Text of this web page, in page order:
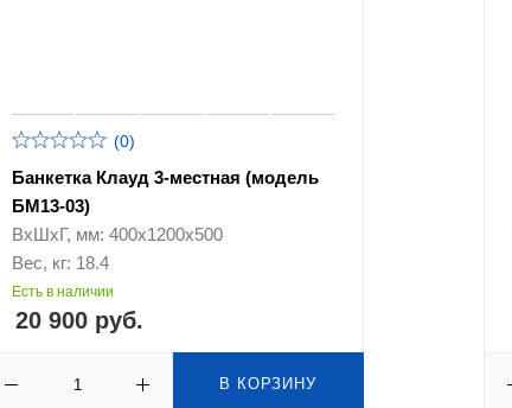
(0)
Банкетка Клауд 3-местная (модель
БМ13-03)
ВхШхГ, мм: 400х1200х500
Вес, кг: 18.4
Есть в наличии
20 900 руб.
В КОРЗИНУ